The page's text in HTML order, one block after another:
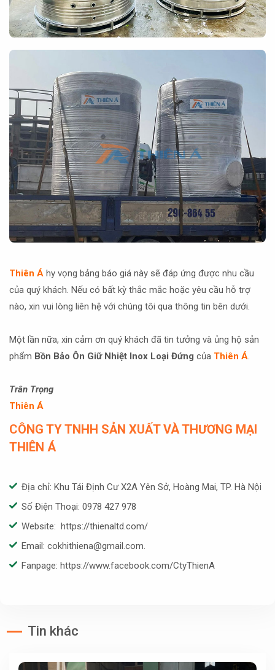
Thiên Á hy vọng bảng báo giá này sẽ đáp ứng được nhu cầu
của quý khách. Nếu có bất kỳ thắc mắc hoặc yêu cầu hỗ trợ
nào, xin vui lòng liên hệ với chúng tôi qua thông tin bên dưới.
Một lần nữa, xin cảm ơn quý khách đã tin tưởng và ủng hộ sản
phẩm Bồn Bảo Ôn Giữ Nhiệt Inox Loại Đứng của Thiên Á.
Trân Trọng
Thiên Á
CÔNG TY TNHH SẢN XUẤT VÀ THƯƠNG MẠI
THIÊN Á
Địa chỉ: Khu Tái Định Cư X2A Yên Sở, Hoàng Mai, TP. Hà Nội
Số Điện Thoại: 0978 427 978
Website: https://thienaltd.com/
Email: cokhithiena@gmail.com.
Fanpage: https://www.facebook.com/CtyThienA
Tin khác